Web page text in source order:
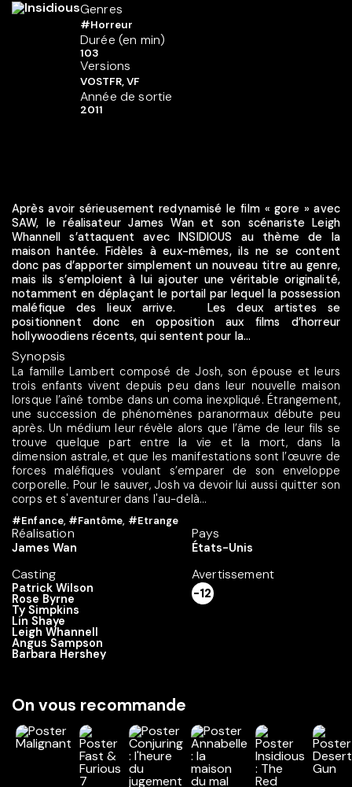
Genres
#Horreur
Durée (en min)
103
Versions
VOSTFR, VF
Année de sortie
2011
Après avoir sérieusement redynamisé le film « gore » avec
SAW, le réalisateur James Wan et son scénariste Leigh
Whannell s’attaquent avec INSIDIOUS au thème de la
maison hantée. Fidèles à eux-mêmes, ils ne se content
donc pas d’apporter simplement un nouveau titre au genre,
mais ils s’emploient à lui ajouter une véritable originalité,
notamment en déplaçant le portail par lequel la possession
maléfique des lieux arrive. Les deux artistes se
positionnent donc en opposition aux films d’horreur
hollywoodiens récents, qui sentent pour la...
Synopsis
La famille Lambert composé de Josh, son épouse et leurs
trois enfants vivent depuis peu dans leur nouvelle maison
lorsque l’aîné tombe dans un coma inexpliqué. Étrangement,
une succession de phénomènes paranormaux débute peu
après. Un médium leur révèle alors que l’âme de leur fils se
trouve quelque part entre la vie et la mort, dans la
dimension astrale, et que les manifestations sont l’œuvre de
forces maléfiques voulant s’emparer de son enveloppe
corporelle. Pour le sauver, Josh va devoir lui aussi quitter son
corps et s'aventurer dans l'au-delà...
#Enfance, #Fantôme, #Etrange
Réalisation
James Wan
Casting
Patrick Wilson
Rose Byrne
Ty Simpkins
Lin Shaye
Leigh Whannell
Angus Sampson
Barbara Hershey
Pays
États-Unis
Avertissement
-12
On vous recommande